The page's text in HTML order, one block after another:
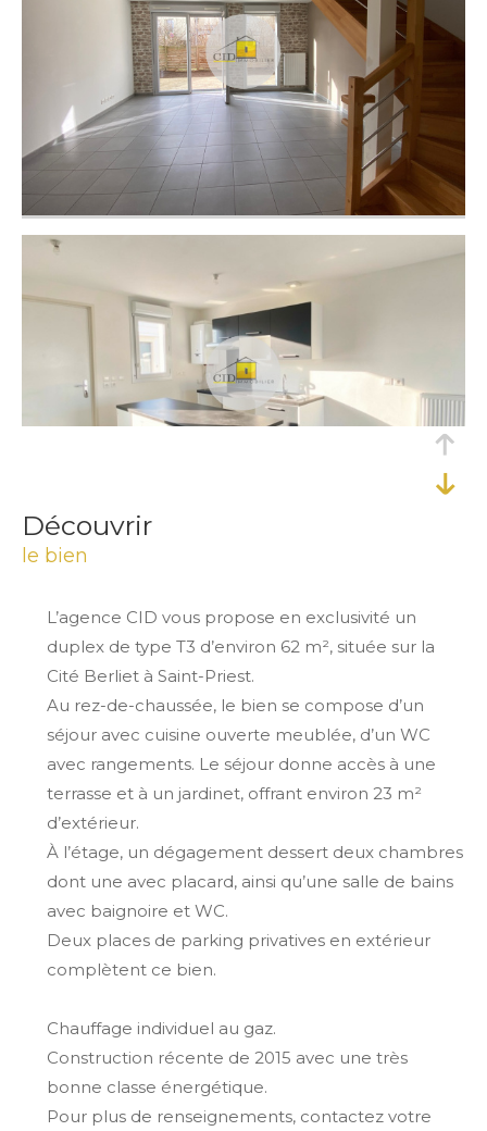
découvrir
le bien
L’agence CID vous propose en exclusivité un
duplex de type T3 d’environ 62 m², située sur la
Cité Berliet à Saint-Priest.
Au rez-de-chaussée, le bien se compose d’un
séjour avec cuisine ouverte meublée, d’un WC
avec rangements. Le séjour donne accès à une
terrasse et à un jardinet, offrant environ 23 m²
d’extérieur.
À l’étage, un dégagement dessert deux chambres
dont une avec placard, ainsi qu’une salle de bains
avec baignoire et WC.
Deux places de parking privatives en extérieur
complètent ce bien.
Chauffage individuel au gaz.
Construction récente de 2015 avec une très
bonne classe énergétique.
Pour plus de renseignements, contactez votre